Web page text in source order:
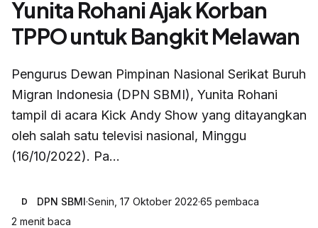
Yunita Rohani Ajak Korban
TPPO untuk Bangkit Melawan
Pengurus Dewan Pimpinan Nasional Serikat Buruh
Migran Indonesia (DPN SBMI), Yunita Rohani
tampil di acara Kick Andy Show yang ditayangkan
oleh salah satu televisi nasional, Minggu
(16/10/2022). Pa...
D DPN SBMI·Senin, 17 Oktober 2022·65 pembaca
2 menit baca